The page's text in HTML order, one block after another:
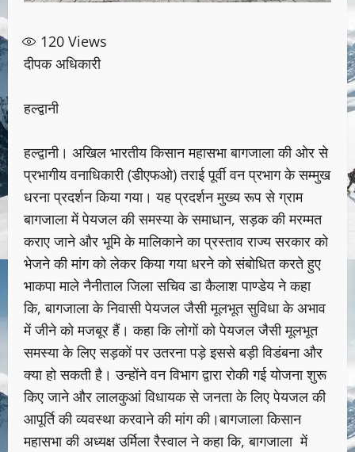
120 Views
दीपक अधिकारी
हल्द्वानी
हल्द्वानी। अखिल भारतीय किसान महासभा बागजाला की ओर से
प्रभागीय वनाधिकारी (डीएफओ) तराई पूर्वी वन प्रभाग के सम्मुख
धरना प्रदर्शन किया गया। यह प्रदर्शन मुख्य रूप से ग्राम
बागजाला में पेयजल की समस्या के समाधान, सड़क की मरम्मत
कराए जाने और भूमि के मालिकाने का प्रस्ताव राज्य सरकार को
भेजने की मांग को लेकर किया गया धरने को संबोधित करते हुए
भाकपा माले नैनीताल जिला सचिव डा कैलाश पाण्डेय ने कहा
कि, बागजाला के निवासी पेयजल जैसी मूलभूत सुविधा के अभाव
में जीने को मजबूर हैं। कहा कि लोगों को पेयजल जैसी मूलभूत
समस्या के लिए सड़कों पर उतरना पड़े इससे बड़ी विडंबना और
क्या हो सकती है। उन्होंने वन विभाग द्वारा रोकी गई योजना शुरू
किए जाने और लालकुआं विधायक से जनता के लिए पेयजल की
आपूर्ति की व्यवस्था करवाने की मांग की।बागजाला किसान
महासभा की अध्यक्ष उर्मिला रैस्वाल ने कहा कि, बागजाला में